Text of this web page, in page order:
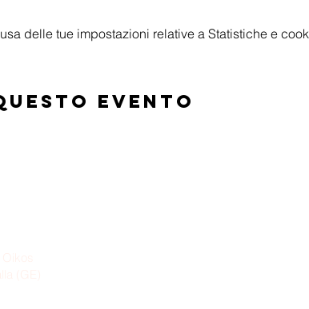
delle tue impostazioni relative a Statistiche e
evento